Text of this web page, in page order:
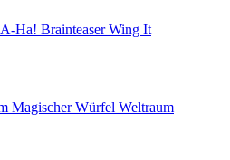
A-Ha! Brainteaser Wing It
Magischer Würfel Weltraum